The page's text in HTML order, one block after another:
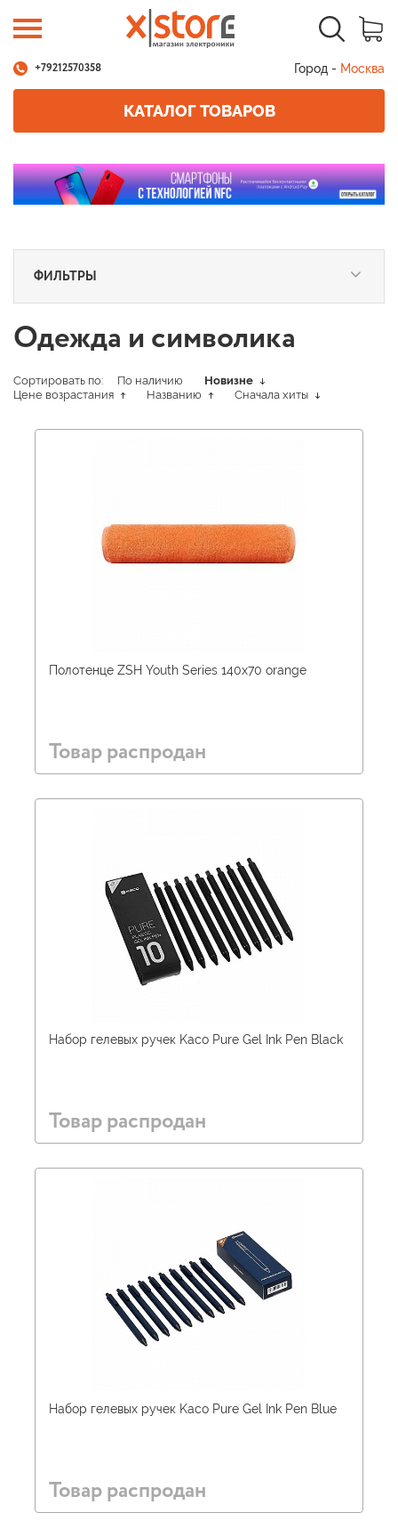
+79212570358 Город - Москва
КАТАЛОГ ТОВАРОВ
ФИЛЬТРЫ
Одежда и символика
Сортировать по: По наличию
Новизне
Цене возрастания
Названию Сначала хиты
Полотенце ZSH Youth Series 140х70 orange
Товар распродан
Набор гелевых ручек Kaco Pure Gel Ink Pen Black
Товар распродан
Набор гелевых ручек Kaco Pure Gel Ink Pen Blue
Товар распродан